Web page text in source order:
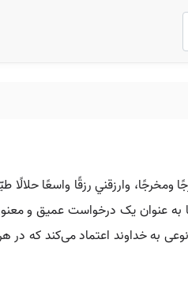
وارزقني رزقًا واسعًا حلالًا
به عنوان یک درخواست عمیق و
به خداوند اعتماد می‌کند که در